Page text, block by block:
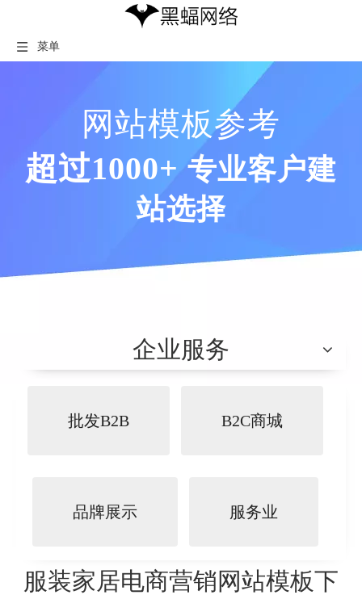
菜单
网站模板参考
超过1000+专业客户建
站选择
企业服务
批发B2B B2C商城
品牌展示 服务业
服装家居电商营销网站模板下